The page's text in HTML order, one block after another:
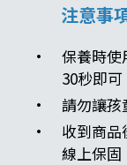
注意事
保養時使
30秒即可
請勿讓
收到商
線上保固